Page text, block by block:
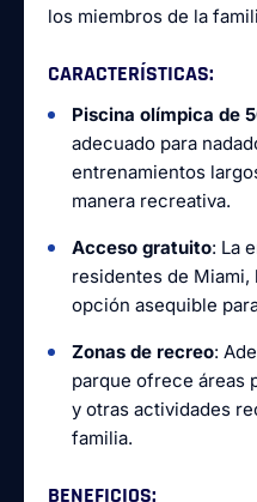
los miembros de la
CARACTERÍSTICAS:
Piscina olímpica de
adecuado para
entrenamientos
manera recreativa.
Acceso gratuito: La
residentes de
opción asequible
Zonas de recreo:
parque ofrece áreas
y otras actividades
familia.
BENEFICIOS: